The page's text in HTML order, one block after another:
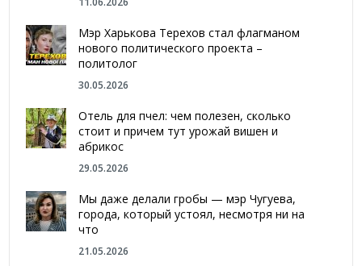
Мэр Харькова Терехов стал флагманом
нового политического проекта –
политолог
30.05.2026
Отель для пчел: чем полезен, сколько
стоит и причем тут урожай вишен и
абрикос
29.05.2026
Мы даже делали гробы — мэр Чугуева,
города, который устоял, несмотря ни на
что
21.05.2026